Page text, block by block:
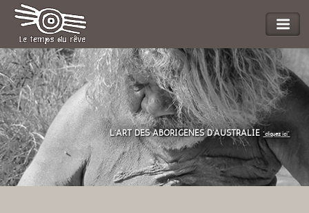
L'ART DES ABORIGENES D'AUSTRALIE"cliquez ici"